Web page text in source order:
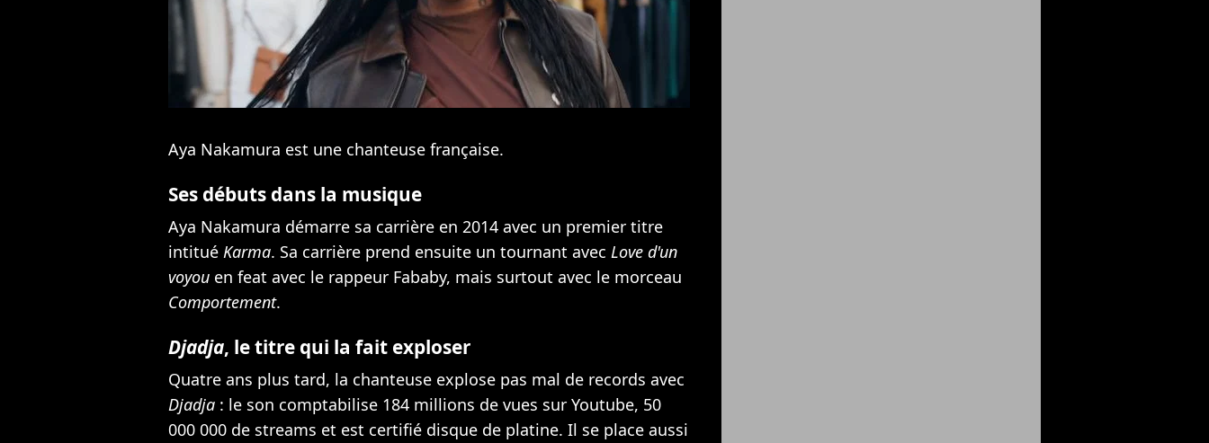
Aya Nakamura est une chanteuse française.
Ses débuts dans la musique
Aya Nakamura démarre sa carrière en 2014 avec un premier titre
intitué Karma. Sa carrière prend ensuite un tournant avec Love d'un
voyou en feat avec le rappeur Fababy, mais surtout avec le morceau
Comportement.
Djadja, le titre qui la fait exploser
Quatre ans plus tard, la chanteuse explose pas mal de records avec
Djadja : le son comptabilise 184 millions de vues sur Youtube, 50
000 000 de streams et est certifié disque de platine. Il se place aussi